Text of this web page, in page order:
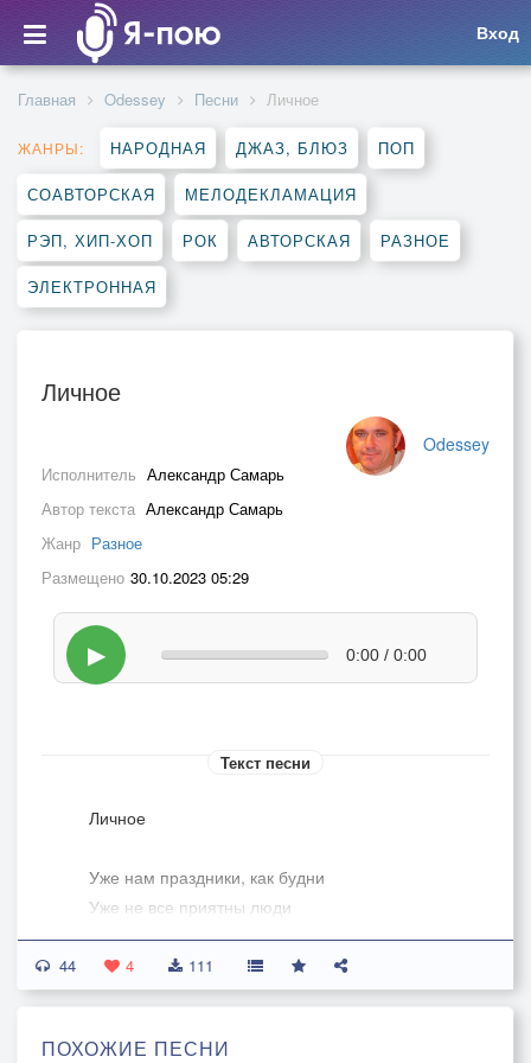
Вход
Главная Odessey Песни Личное
ЖАНРЫ: НАРОДНАЯ ДЖАЗ, БЛЮЗ ПОП
СОАВТОРСКАЯ МЕЛОДЕКЛАМАЦИЯ
РЭП, ХИП-ХОП РОК АВТОРСКАЯ РАЗНОЕ
ЭЛЕКТРОННАЯ
Личное
Odessey
Исполнитель Александр Самарь
Автор текста Александр Самарь
Жанр Разное
Размещено 30.10.2023 05:29
▶ 0:00 / 0:00
Текст песни
Личное
Уже нам праздники, как будни
Уже не все приятны люди
И думать мы о том, что будет
С тобою просто не хотим
Мы в дне сегодняшнем и только
Но вольно или же не вольно
44 4 111
ПОХОЖИЕ ПЕСНИ